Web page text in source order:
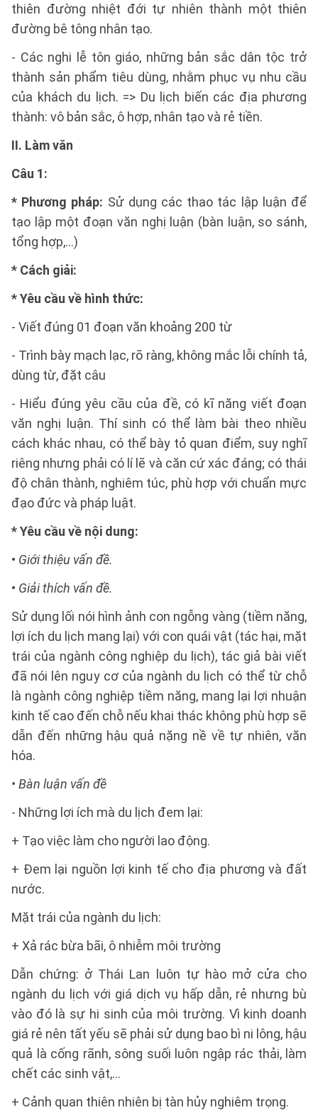
thiên đường nhiệt đới tự nhiên thành một thiên
đường bê tông nhân tạo.
- Các nghi lễ tôn giáo, những bản sắc dân tộc trở
thành sản phẩm tiêu dùng, nhằm phục vụ nhu cầu
của khách du lịch. => Du lịch biến các địa phương
thành: vô bản sắc, ô hợp, nhân tạo và rẻ tiền.
II. Làm văn
Câu 1:
* Phương pháp: Sử dụng các thao tác lập luận để
tạo lập một đoạn văn nghị luận (bàn luận, so sánh,
tổng hợp,...)
* Cách giải:
* Yêu cầu về hình thức:
- Viết đúng 01 đoạn văn khoảng 200 từ
- Trình bày mạch lạc, rõ ràng, không mắc lỗi chính tả,
dùng từ, đặt câu
- Hiểu đúng yêu cầu của đề, có kĩ năng viết đoạn
văn nghị luận. Thí sinh có thể làm bài theo nhiều
cách khác nhau, có thể bày tỏ quan điểm, suy nghĩ
riêng nhưng phải có lí lẽ và căn cứ xác đáng; có thái
độ chân thành, nghiêm túc, phù hợp với chuẩn mực
đạo đức và pháp luật.
* Yêu cầu về nội dung:
• Giới thiệu vấn đề.
• Giải thích vấn đề.
Sử dụng lối nói hình ảnh con ngỗng vàng (tiềm năng,
lợi ích du lịch mang lại) với con quái vật (tác hại, mặt
trái của ngành công nghiệp du lịch), tác giả bài viết
đã nói lên nguy cơ của ngành du lịch có thể từ chỗ
là ngành công nghiệp tiềm năng, mang lại lợi nhuận
kinh tế cao đến chỗ nếu khai thác không phù hợp sẽ
dẫn đến những hậu quả nặng nề về tự nhiên, văn
hóa.
• Bàn luận vấn đề
- Những lợi ích mà du lịch đem lại:
+ Tạo việc làm cho người lao động.
+ Đem lại nguồn lợi kinh tế cho địa phương và đất
nước.
Mặt trái của ngành du lịch:
+ Xả rác bừa bãi, ô nhiễm môi trường
Dẫn chứng: ở Thái Lan luôn tự hào mở cửa cho
ngành du lịch với giá dịch vụ hấp dẫn, rẻ nhưng bù
vào đó là sự hi sinh của môi trường. Vì kinh doanh
giá rẻ nên tất yếu sẽ phải sử dụng bao bì ni lông, hậu
quả là cống rãnh, sông suối luôn ngập rác thải, làm
chết các sinh vật,...
+ Cảnh quan thiên nhiên bị tàn hủy nghiêm trọng.